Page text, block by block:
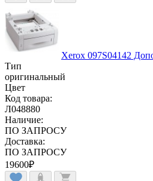
Xerox 097S04142
Тип
оригинальный
Цвет
Код товара:
Л048880
Наличие:
ПО ЗАПРОСУ
Доставка:
ПО ЗАПРОСУ
19600₽